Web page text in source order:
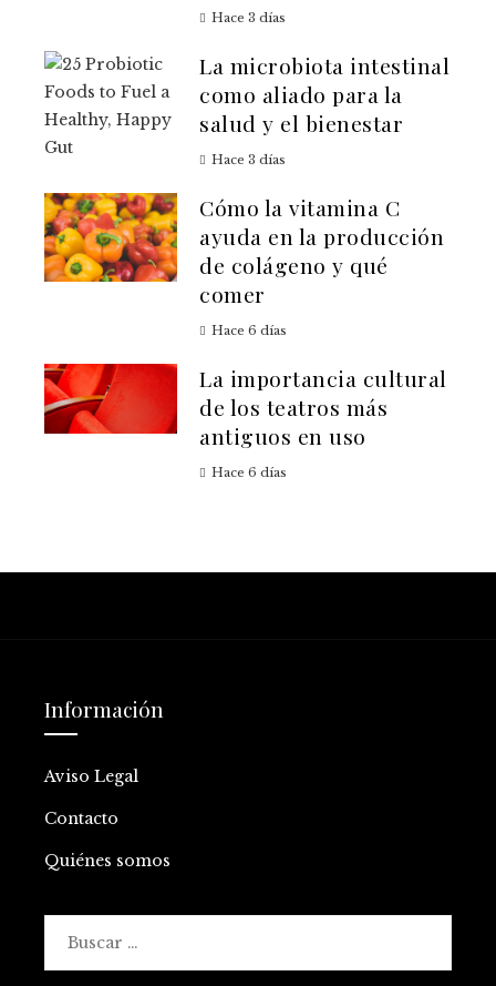
Hace 3 días
La microbiota intestinal
como aliado para la
salud y el bienestar
Hace 3 días
Cómo la vitamina C
ayuda en la producción
de colágeno y qué
comer
Hace 6 días
La importancia cultural
de los teatros más
antiguos en uso
Hace 6 días
Información
Aviso Legal
Contacto
Quiénes somos